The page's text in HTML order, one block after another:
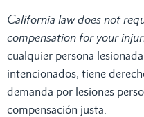
California law does not
compensation for your
cualquier persona
intencionados, tiene
demanda por lesiones
compensación justa.